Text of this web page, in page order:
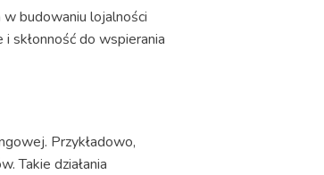
budowaniu lojalności
skłonność do wspierania
Przykładowo,
Takie działania